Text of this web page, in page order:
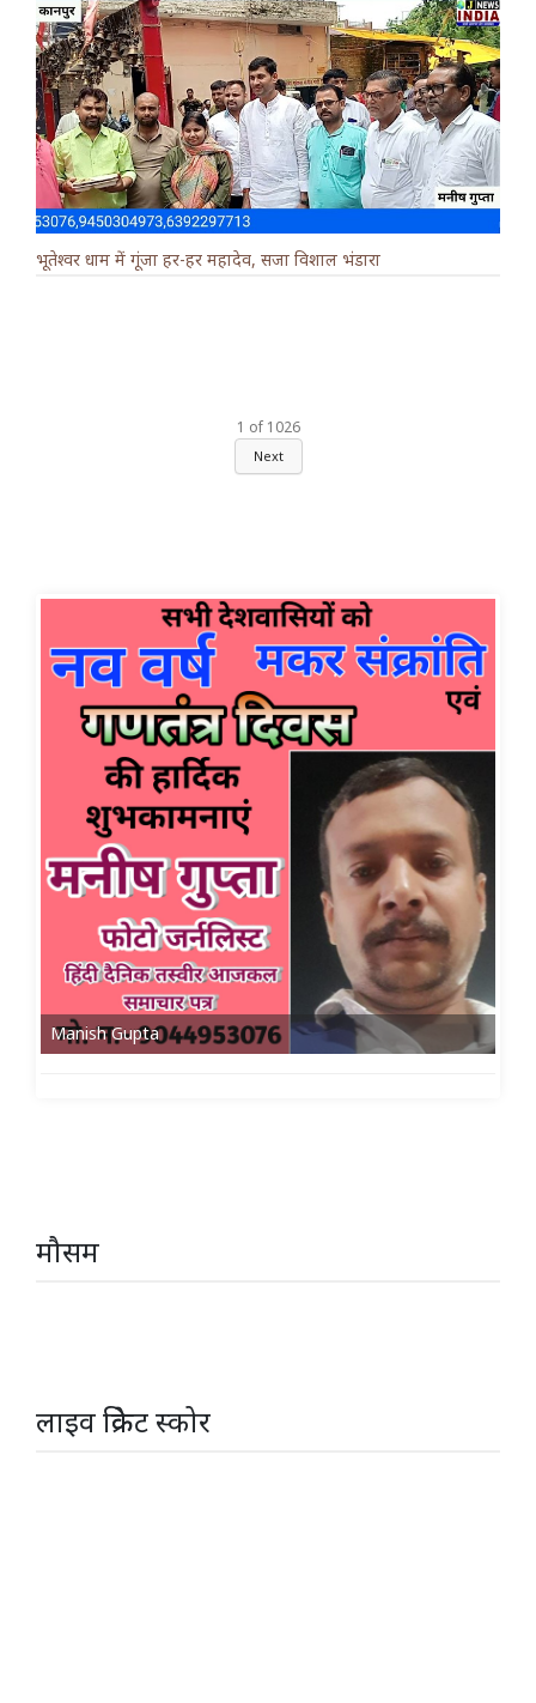
भूतेश्वर धाम में गूंजा हर-हर महादेव, सजा विशाल भंडारा
1 of 1026
Next
Manish Gupta
मौसम
लाइव क्रिकेट स्कोर